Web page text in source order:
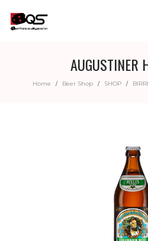
AUGUSTINER
Home / Beer Shop / SHOP /